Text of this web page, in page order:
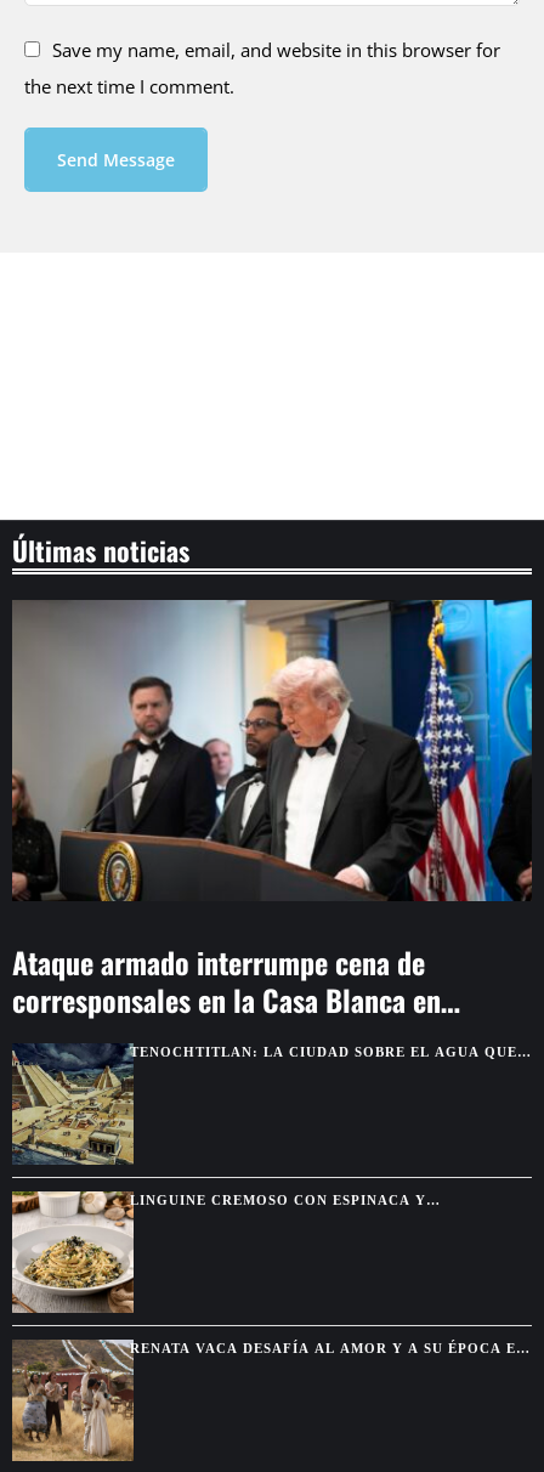
Save my name, email, and website in this browser for
the next time I comment.
Send Message
Últimas noticias
Ataque armado interrumpe cena de
corresponsales en la Casa Blanca en
WashingtonTENOCHTITLAN: LA CIUDAD SOBRE EL AGUA QUE
DEJÓ SIN PALABRAS A LOS CONQUISTADORES
LINGUINE CREMOSO CON ESPINACA Y
ALCACHOFA, UNA PASTA FÁCIL CON SABOR DE
RESTAURANTE
RENATA VACA DESAFÍA AL AMOR Y A SU ÉPOCA EN
LA NUEVA SERIE DE NETFLIX